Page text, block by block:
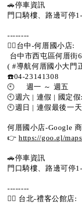
🚗停車資訊
門口騎樓、路邊可停
--------
💁‍♀️台中-何厝國小店:
台中市西屯區何厝街
( #導航何厝國小大門
☎️04-23141308
🕙     週一 ～ 週五
🕙週六 | 連假 | 國定假
🕙週日 | 連假最後一
何厝國小店-Google
👉 https://goo.gl/
🚗停車資訊
門口騎樓、路邊可停
--------
💁‍♀️ 台北-禮客公館店: